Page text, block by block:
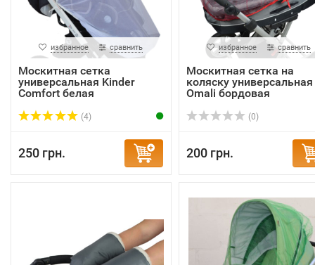
избранное сравнить
Москитная сетка
универсальная Kinder
Comfort белая
(4)
250 грн.
избранное сравнить
Москитная сетка на
коляску универсальная
Omali бордовая
(0)
200 грн.